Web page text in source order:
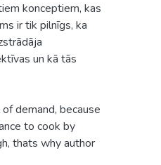
konceptiem, kas
ir tik pilnīgs, ka
un kā tās
demand, because
to cook by
thats why author